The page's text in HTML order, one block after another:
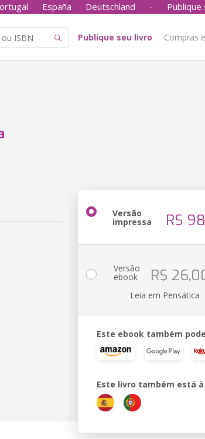
España Deutschland - Publique
Publique seu livro Compras
Versão
impressa R$
Versão
ebook R$
Leia em Pensática
Este ebook também
Este livro também está